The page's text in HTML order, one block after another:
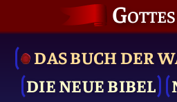
DAS BUCH DER
DIE NEUE BIBEL